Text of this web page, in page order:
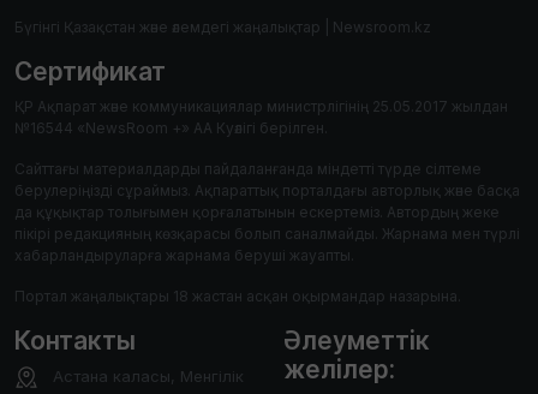
Бүгінгі Қазақстан және әлемдегі жаңалықтар | Newsroom.kz
Сертификат
ҚР Ақпарат және коммуникациялар министрлігінің 25.05.2017 жылдан
№16544 «NewsRoom +» АА Куәлігі берілген.
Сайттағы материалдарды пайдаланғанда міндетті түрде сілтеме
берулеріңізді сұраймыз. Ақпараттық порталдағы авторлық және басқа
да құқықтар толығымен қорғалатынын ескертеміз. Автордың жеке
пікірі редакцияның көзқарасы болып саналмайды. Жарнама мен түрлі
хабарландыруларға жарнама беруші жауапты.
Портал жаңалықтары 18 жастан асқан оқырмандар назарына.
Контакты
Астана каласы, Менгілік
Әлеуметтік
желілер: